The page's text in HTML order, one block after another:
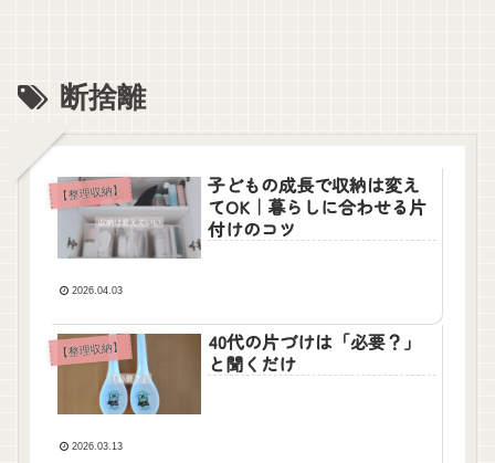
断捨離
【整理収納】
子どもの成長で収納は変え
てOK｜暮らしに合わせる片
付けのコツ
2026.04.03
【整理収納】
40代の片づけは「必要？」
と聞くだけ
2026.03.13